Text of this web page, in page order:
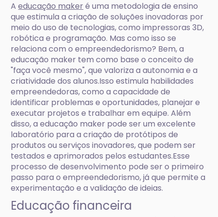
Aeducação makeré uma metodologia de ensino
que estimula a criação de soluções inovadoras por
meio do uso de tecnologias, como impressoras 3D,
robótica e programação. Mas como isso se
relaciona com o empreendedorismo? Bem, a
educação maker tem como base o conceito de
"faça você mesmo", que valoriza a autonomia e a
criatividade dos alunos.Isso estimula habilidades
empreendedoras, como a capacidade de
identificar problemas e oportunidades, planejar e
executar projetos e trabalhar em equipe. Além
disso, a educação maker pode ser um excelente
laboratório para a criação de protótipos de
produtos ou serviços inovadores, que podem ser
testados e aprimorados pelos estudantes.Esse
processo de desenvolvimento pode ser o primeiro
passo para o empreendedorismo, já que permite a
experimentação e a validação de ideias.
Educação financeira